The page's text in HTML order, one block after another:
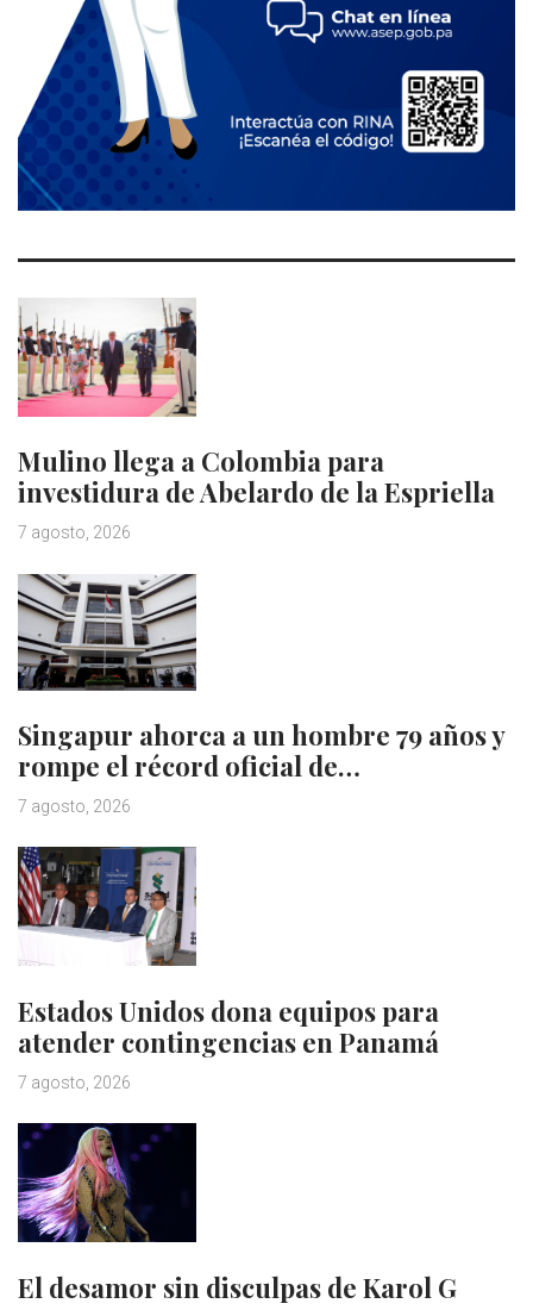
Mulino llega a Colombia para
investidura de Abelardo de la Espriella
7 agosto, 2026
Singapur ahorca a un hombre 79 años y
rompe el récord oficial de…
7 agosto, 2026
Estados Unidos dona equipos para
atender contingencias en Panamá
7 agosto, 2026
El desamor sin disculpas de Karol G